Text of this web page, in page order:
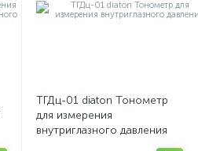
ТГДц-01 diaton Тонометр
для измерения
внутриглазного давления